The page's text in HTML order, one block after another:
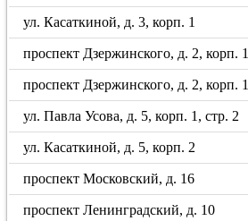
ул. Касаткиной, д. 3, корп. 1
проспект Дзержинского, д. 2, корп.
проспект Дзержинского, д. 2, корп. 1
ул. Павла Усова, д. 5, корп. 1, стр. 2
ул. Касаткиной, д. 5, корп. 2
проспект Московский, д. 16
проспект Ленинградский, д. 10